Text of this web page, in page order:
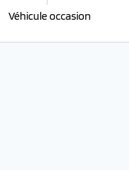
Véhicule occasion